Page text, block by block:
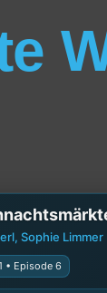
Sophie Limmer
• Episode 6